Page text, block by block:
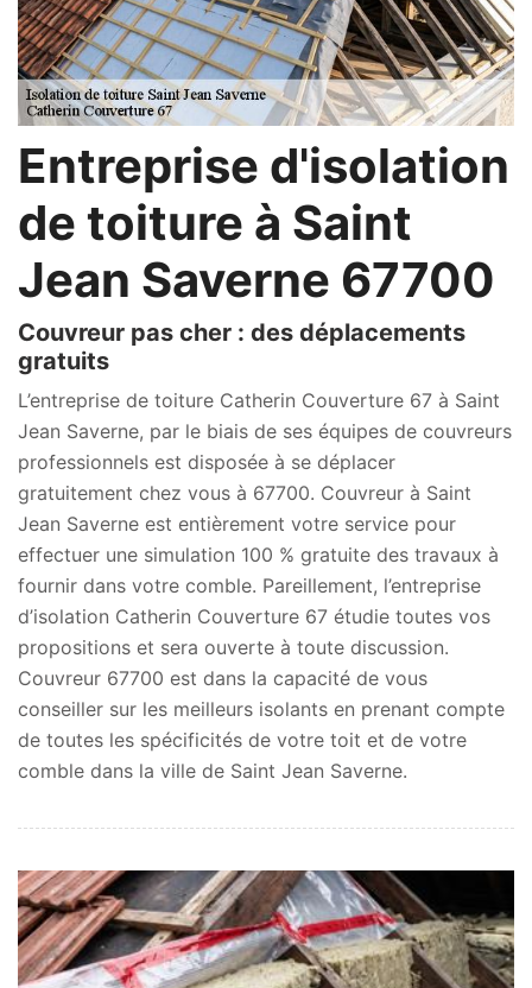
Entreprise d'isolation
de toiture à Saint
Jean Saverne 67700
Couvreur pas cher : des déplacements
gratuits
L’entreprise de toiture Catherin Couverture 67 à Saint
Jean Saverne, par le biais de ses équipes de couvreurs
professionnels est disposée à se déplacer
gratuitement chez vous à 67700. Couvreur à Saint
Jean Saverne est entièrement votre service pour
effectuer une simulation 100 % gratuite des travaux à
fournir dans votre comble. Pareillement, l’entreprise
d’isolation Catherin Couverture 67 étudie toutes vos
propositions et sera ouverte à toute discussion.
Couvreur 67700 est dans la capacité de vous
conseiller sur les meilleurs isolants en prenant compte
de toutes les spécificités de votre toit et de votre
comble dans la ville de Saint Jean Saverne.